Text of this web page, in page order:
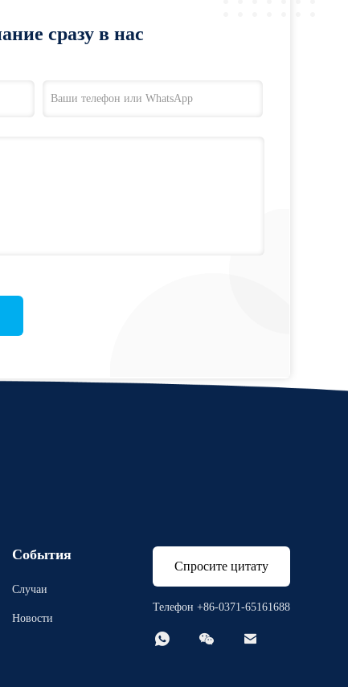
сразу в нас
События
Случаи
Новости
Спросите цитату
Телефон +86-0371-65161688
  